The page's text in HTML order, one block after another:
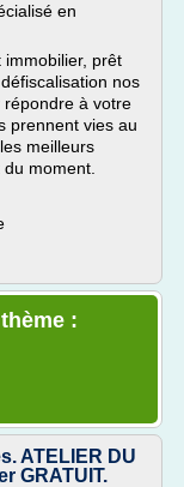
en
prêt
nos
répondre à votre
prennent vies au
meilleurs
moment.
:
ATELIER DU
GRATUIT.